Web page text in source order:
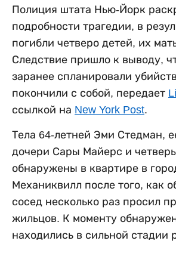
Полиция штата Нью-Йорк
подробности трагедии, в
погибли четверо детей, их
Следствие пришло к выводу,
заранее спланировали
покончили с собой, передает
ссылкой на New York Post.
Тела 64-летней Эми Стедман,
дочери Сары Майерс и
обнаружены в квартире в
Механиквилл после того, как
сосед несколько раз просил
жильцов. К моменту
находились в сильной стадии